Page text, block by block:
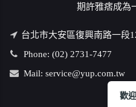
期許雅痞成為
台北市大安區復興南路一段
Phone: (02) 2731-7477
Mail: service@yup.com.tw
歡